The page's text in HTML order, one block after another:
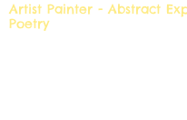
Artist Painter - Abstract
Poetry